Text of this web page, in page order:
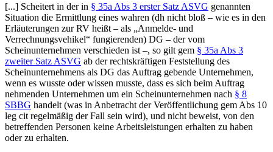
[...] Scheitert in der in § 35a Abs 3 erster Satz ASVG genannten
Situation die Ermittlung eines wahren (dh nicht bloß – wie es in den
Erläuterungen zur RV heißt – als „Anmelde- und
Verrechnungsvehikel“ fungierenden) DG – der vom
Scheinunternehmen verschieden ist –, so gilt gem § 35a Abs 3
zweiter Satz ASVG ab der rechtskräftigen Feststellung des
Scheinunternehmens als DG das Auftrag gebende Unternehmen,
wenn es wusste oder wissen musste, dass es sich beim Auftrag
nehmenden Unternehmen um ein Scheinunternehmen nach § 8
SBBG handelt (was in Anbetracht der Veröffentlichung gem Abs 10
leg cit regelmäßig der Fall sein wird), und nicht beweist, von den
betreffenden Personen keine Arbeitsleistungen erhalten zu haben
oder zu erhalten.